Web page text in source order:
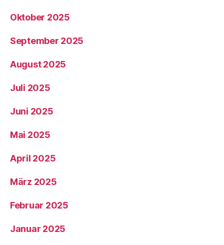
Oktober 2025
September 2025
August 2025
Juli 2025
Juni 2025
Mai 2025
April 2025
März 2025
Februar 2025
Januar 2025